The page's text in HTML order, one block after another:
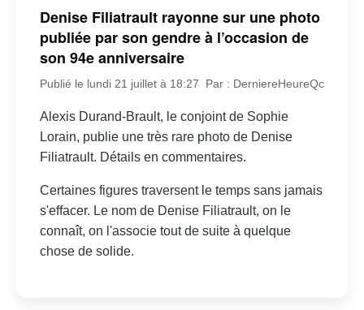
Denise Filiatrault rayonne sur une photo
publiée par son gendre à l’occasion de
son 94e anniversaire
Publié le lundi 21 juillet à 18:27 Par : DerniereHeureQc
Alexis Durand-Brault, le conjoint de Sophie
Lorain, publie une très rare photo de Denise
Filiatrault. Détails en commentaires.
Certaines figures traversent le temps sans jamais
s'effacer. Le nom de Denise Filiatrault, on le
connaît, on l'associe tout de suite à quelque
chose de solide.